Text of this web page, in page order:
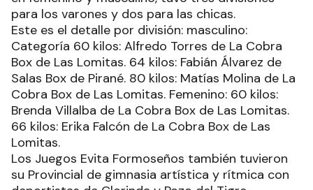
para los varones y dos para las chicas.
Este es el detalle por división: masculino:
Categoría 60 kilos: Alfredo Torres de La Cobra
Box de Las Lomitas. 64 kilos: Fabián Álvarez de
Salas Box de Pirané. 80 kilos: Matías Molina de La
Cobra Box de Las Lomitas. Femenino: 60 kilos:
Brenda Villalba de La Cobra Box de Las Lomitas.
66 kilos: Erika Falcón de La Cobra Box de Las
Lomitas.
Los Juegos Evita Formoseños también tuvieron
su Provincial de gimnasia artística y rítmica con